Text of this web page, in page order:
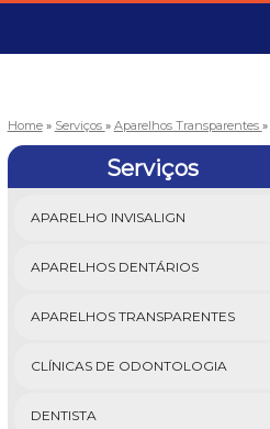
Home » Serviços » Aparelhos Transparentes »
Serviços
APARELHO INVISALIGN
APARELHOS DENTÁRIOS
APARELHOS TRANSPARENTES
CLÍNICAS DE ODONTOLOGIA
DENTISTA